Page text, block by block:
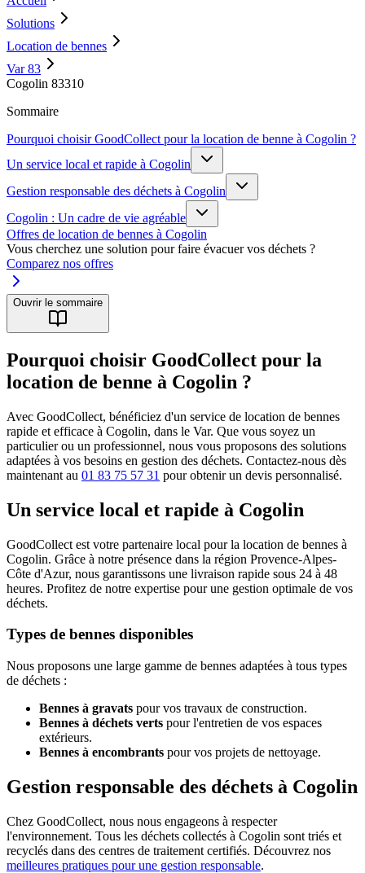
Solutions
Location de bennes
Var 83
Cogolin 83310
Sommaire
Pourquoi choisir GoodCollect pour la location de benne à Cogolin ?
Un service local et rapide à Cogolin
Gestion responsable des déchets à Cogolin
Cogolin : Un cadre de vie agréable
Offres de location de bennes à Cogolin
Vous cherchez une solution pour faire évacuer vos déchets ?
Comparez nos offres
Ouvrir le sommaire
Pourquoi choisir GoodCollect pour la
location de benne à Cogolin ?
Avec GoodCollect, bénéficiez d'un service de location de bennes
rapide et efficace à Cogolin, dans le Var. Que vous soyez un
particulier ou un professionnel, nous vous proposons des solutions
adaptées à vos besoins en gestion des déchets. Contactez-nous dès
maintenant au 01 83 75 57 31 pour obtenir un devis personnalisé.
Un service local et rapide à Cogolin
GoodCollect est votre partenaire local pour la location de bennes à
Cogolin. Grâce à notre présence dans la région Provence-Alpes-
Côte d'Azur, nous garantissons une livraison rapide sous 24 à 48
heures. Profitez de notre expertise pour une gestion optimale de vos
déchets.
Types de bennes disponibles
Nous proposons une large gamme de bennes adaptées à tous types
de déchets :
Bennes à gravats pour vos travaux de construction.
Bennes à déchets verts pour l'entretien de vos espaces
extérieurs.
Bennes à encombrants pour vos projets de nettoyage.
Gestion responsable des déchets à Cogolin
Chez GoodCollect, nous nous engageons à respecter
l'environnement. Tous les déchets collectés à Cogolin sont triés et
recyclés dans des centres de traitement certifiés. Découvrez nos
meilleures pratiques pour une gestion responsable.